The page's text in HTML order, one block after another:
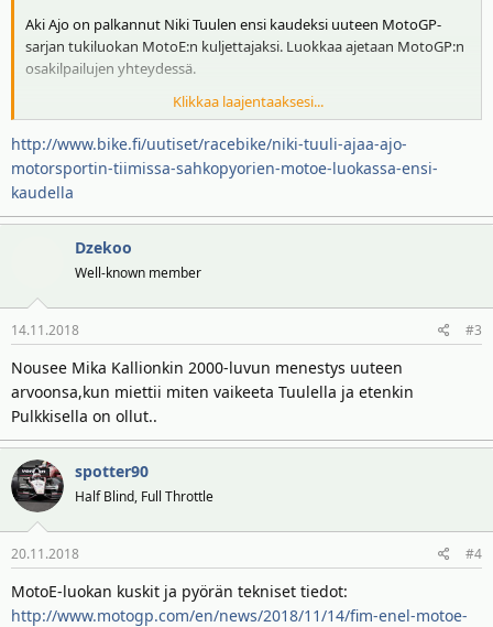
Aki Ajo on palkannut Niki Tuulen ensi kaudeksi uuteen MotoGP-
sarjan tukiluokan MotoE:n kuljettajaksi. Luokkaa ajetaan MotoGP:n
osakilpailujen yhteydessä.
”MotoE on uusi aikakausi MotoGP-perheessä. Olemme innokkaita
tästä uudesta projektista. Niki Tuuli on kuljettaja, jonka uraa olen
seurannut alusta alkaen. MotoE-luokka on Nikille hyvä pohja jatkaa
kehitystä kilpa-ajajana”, Aki Ajo toteaa.
Tuuli päättää tulevana viikonloppuna Moto2-luokan urakkansa
malesialaisessa SIC Racing Team:ssä Espanjan Valenciassa.
malttamattomana ensitestiä sähköpyörällä marraskuussa”, Tuuli
kertoo.
FIM Enel MotoE World Cup –tukiluokassa on ensi kaudella viisi
osakilpailua: Jerez, Le Mans, Sachsenring, Spielberg ja Misano.
Perjantaisin ajetaan harjoitukset, aika-ajo on lauantaisin ja itse
kilpailu on sunnuntaina.
Klikkaa laajentaaksesi...
http://www.bike.fi/uutiset/racebike/niki-tuuli-ajaa-ajo-
motorsportin-tiimissa-sahkopyorien-motoe-luokassa-ensi-
kaudella
Dzekoo
Well-known member
14.11.2018 #3
Nousee Mika Kallionkin 2000-luvun menestys uuteen
arvoonsa,kun miettii miten vaikeeta Tuulella ja etenkin
Pulkkisella on ollut..
spotter90
Half Blind, Full Throttle
20.11.2018 #4
MotoE-luokan kuskit ja pyörän tekniset tiedot:
http://www.motogp.com/en/news/2018/11/14/fim-enel-motoe-